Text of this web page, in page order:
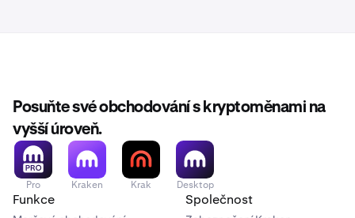
2
S rostoucí částkou se posuvník zaplňuje a celkové
Posuňte své obchodování s kryptoměnami na
vyšší úroveň.
Pro Kraken Krak Desktop
Funkce Společnost